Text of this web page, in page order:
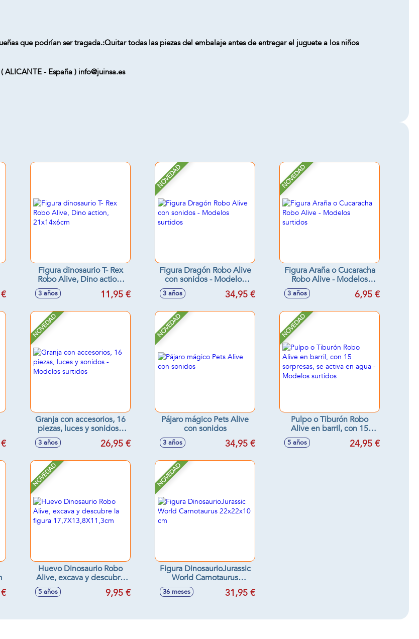
que podrían ser tragada.:Quitar todas las piezas del embalaje antes de entregar el juguete a los niños
ALICANTE - España ) info@juinsa.es
Figura dinosaurio T- Rex
Robo Alive, Dino action,
21x14x6cm
3 años 11,95 €
NOVEDAD
Figura Dragón Robo Alive
con sonidos - Modelos
3 años 34,95 €
NOVEDAD
Figura Araña o Cucaracha
Robo Alive - Modelos
3 años 6,95 €
NOVEDAD
Granja con accesorios, 16
piezas, luces y sonidos -
Modelos surtidos
3 años 26,95 €
NOVEDAD
Pájaro mágico Pets Alive
con sonidos
3 años 34,95 €
NOVEDAD
Pulpo o Tiburón Robo
Alive en barril, con 15
sorpresas, se activa en
agua - Modelos surtidos
5 años 24,95 €
NOVEDAD
Huevo Dinosaurio Robo
Alive, excava y descubre
17,7X13,8X11,3cm
5 años 9,95 €
NOVEDAD
Figura DinosaurioJurassic
World Carnotaurus
22x22x10 cm
36 meses 31,95 €